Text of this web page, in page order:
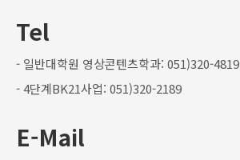
Tel
- 일반대학원 영상콘텐츠학과: 051)320-4819
- 4단계BK21사업: 051)320-2189
E-Mail